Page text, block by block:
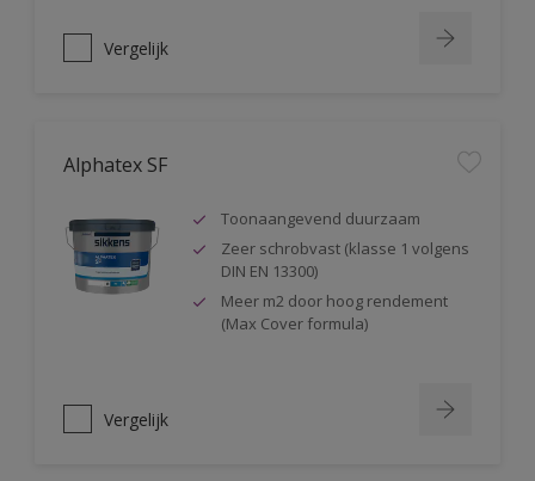
Vergelijk
Alphatex SF
Toonaangevend duurzaam
Zeer schrobvast (klasse 1 volgens
DIN EN 13300)
Meer m2 door hoog rendement
(Max Cover formula)
Vergelijk